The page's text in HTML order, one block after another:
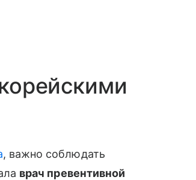
, важно соблюдать
врач превентивной